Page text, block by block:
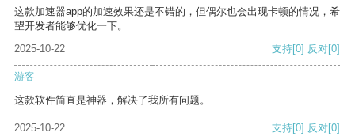
这款加速器app的加速效果还是不错的，但偶尔也会出现卡顿的情况，希
望开发者能够优化一下。
2025-10-22
支持[0] 反对[0]
游客
这款软件简直是神器，解决了我所有问题。
2025-10-22 支持[0] 反对[0]